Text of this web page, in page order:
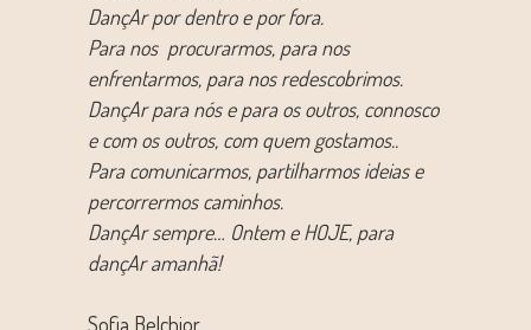
DançAr por dentro e por fora.
Para nos procurarmos, para nos
enfrentarmos, para nos redescobrimos.
DançAr para nós e para os outros, connosco
e com os outros, com quem gostamos..
Para comunicarmos, partilharmos ideias e
percorrermos caminhos.
DançAr sempre… Ontem e HOJE, para
dançAr amanhã!
Sofia Belchior